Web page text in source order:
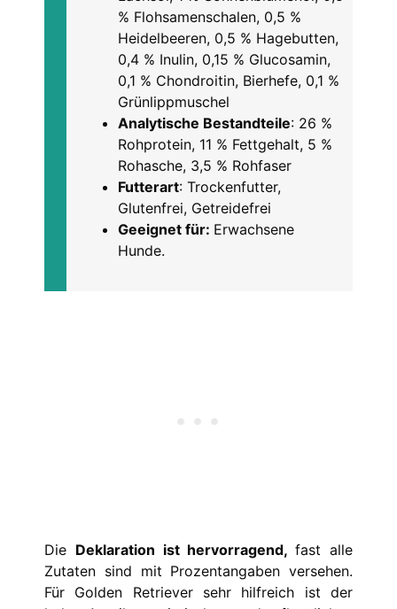
% Flohsamenschalen, 0,5 %
Heidelbeeren, 0,5 % Hagebutten,
0,4 % Inulin, 0,15 % Glucosamin,
0,1 % Chondroitin, Bierhefe, 0,1 %
Grünlippmuschel
Analytische Bestandteile: 26 %
Rohprotein, 11 % Fettgehalt, 5 %
Rohasche, 3,5 % Rohfaser
Futterart: Trockenfutter,
Glutenfrei, Getreidefrei
Geeignet für: Erwachsene
Hunde.
Die Deklaration ist hervorragend,fast alle
Zutaten sind mit Prozentangaben versehen.
Für Golden Retriever sehr hilfreich ist der